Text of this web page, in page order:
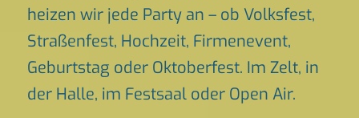
heizen wir jede Party an – ob Volksfest,
Straßenfest, Hochzeit, Firmenevent,
Geburtstag oder Oktoberfest. Im Zelt, in
der Halle, im Festsaal oder Open Air.